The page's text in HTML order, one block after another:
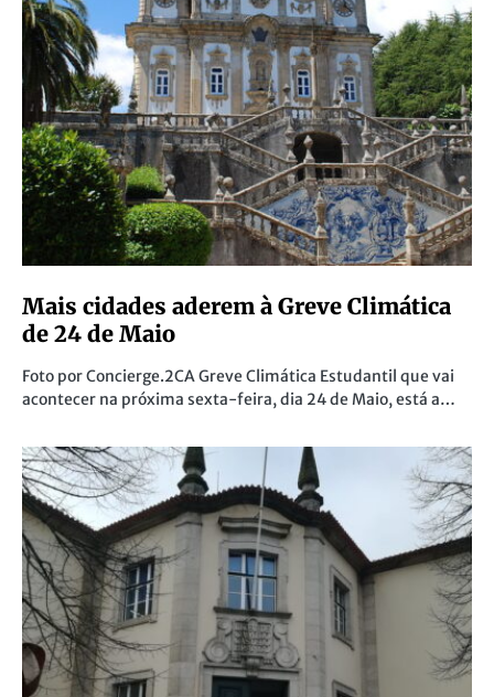
Mais cidades aderem à Greve Climática
de 24 de Maio
Foto por Concierge.2CA Greve Climática Estudantil que vai
acontecer na próxima sexta-feira, dia 24 de Maio, está a…